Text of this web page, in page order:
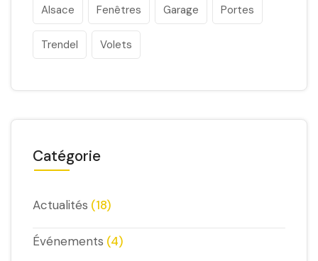
Alsace Fenêtres Garage Portes
Trendel Volets
Catégorie
Actualités (18)
Événements (4)